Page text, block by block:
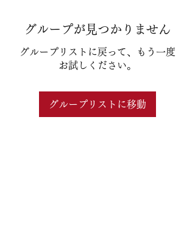
グループが見つかりません
グループリストに戻って、もう一度
お試しください。
グループリストに移動